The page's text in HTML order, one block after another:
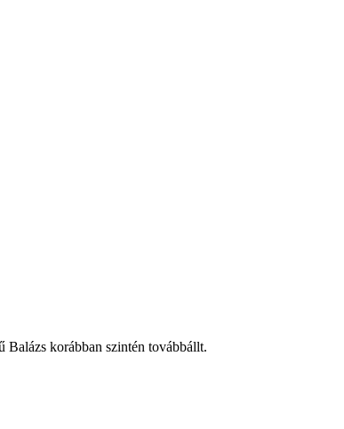
korábban szintén továbbállt.